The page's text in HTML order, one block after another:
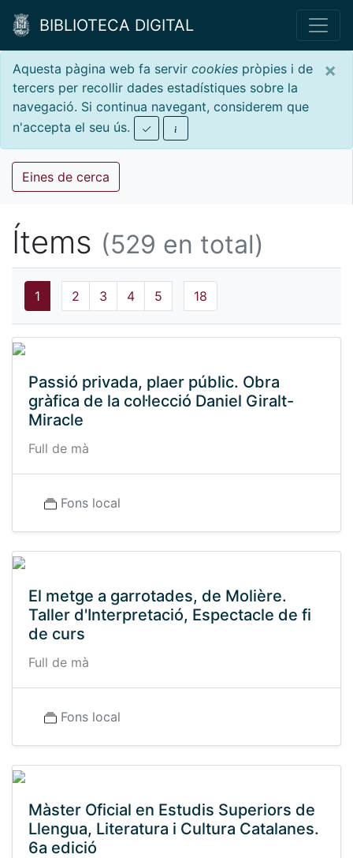
BIBLIOTECA DIGITAL
×
Aquesta pàgina web fa servir cookies pròpies i de
tercers per recollir dades estadístiques sobre la
navegació. Si continua navegant, considerem que
n'accepta el seu ús.
Eines de cerca
Ítems (529 en total)
1 2 3 4 5 18
Passió privada, plaer públic. Obra
gràfica de la col·lecció Daniel Giralt-
Miracle
Full de mà
Fons local
El metge a garrotades, de Molière.
Taller d'Interpretació, Espectacle de fi
de curs
Full de mà
Fons local
Màster Oficial en Estudis Superiors de
Llengua, Literatura i Cultura Catalanes.
6a edició